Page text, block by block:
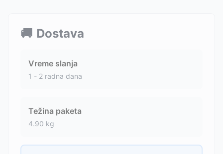
🚚 Dostava
Vreme slanja
1 - 2 radna dana
Težina paketa
4.90 kg